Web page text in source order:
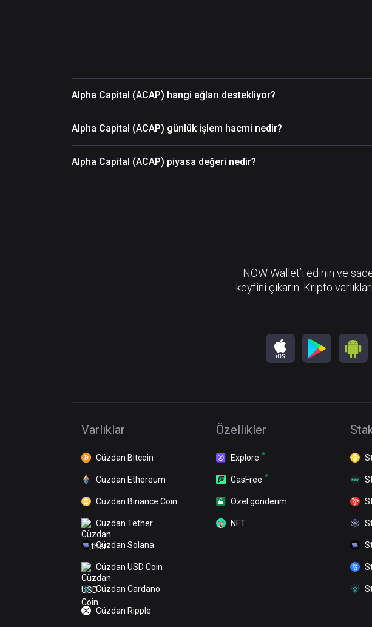
Alpha Capital (ACAP) hangi ağları destekliyor?
Alpha Capital (ACAP) günlük işlem hacmi nedir?
Alpha Capital (ACAP) piyasa değeri nedir?
NOW Wallet’ı edinin ve
keyfini çıkarın. Kripto
Varlıklar
Cüzdan Bitcoin
Cüzdan Ethereum
Cüzdan Binance Coin
Cüzdan Tether
Cüzdan Solana
Cüzdan USD Coin
Cüzdan Cardano
Cüzdan Ripple
Özellikler
Explore
GasFree
Özel gönderim
NFT